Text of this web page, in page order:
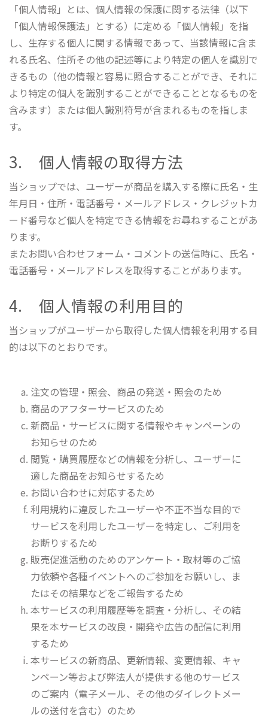
「個人情報」とは、個人情報の保護に関する法律（以下
「個人情報保護法」とする）に定める「個人情報」を指
し、生存する個人に関する情報であって、当該情報に含ま
れる氏名、住所その他の記述等により特定の個人を識別で
きるもの（他の情報と容易に照合することができ、それに
より特定の個人を識別することができることとなるものを
含みます）または個人識別符号が含まれるものを指しま
す。
3. 個人情報の取得方法
当ショップでは、ユーザーが商品を購入する際に氏名・生
年月日・住所・電話番号・メールアドレス・クレジットカ
ード番号など個人を特定できる情報をお尋ねすることがあ
ります。
またお問い合わせフォーム・コメントの送信時に、氏名・
電話番号・メールアドレスを取得することがあります。
4. 個人情報の利用目的
当ショップがユーザーから取得した個人情報を利用する目
的は以下のとおりです。
注文の管理・照会、商品の発送・照会のため
商品のアフターサービスのため
新商品・サービスに関する情報やキャンペーンの
お知らせのため
閲覧・購買履歴などの情報を分析し、ユーザーに
適した商品をお知らせするため
お問い合わせに対応するため
利用規約に違反したユーザーや不正不当な目的で
サービスを利用したユーザーを特定し、ご利用を
お断りするため
販売促進活動のためのアンケート・取材等のご協
力依頼や各種イベントへのご参加をお願いし、ま
たはその結果などをご報告するため
本サービスの利用履歴等を調査・分析し、その結
果を本サービスの改良・開発や広告の配信に利用
するため
本サービスの新商品、更新情報、変更情報、キャ
ンペーン等および弊法人が提供する他のサービス
のご案内（電子メール、その他のダイレクトメー
ルの送付を含む）のため